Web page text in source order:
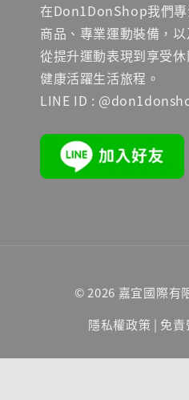
在Don1DonShop我們
商品、專業運動裝備，
從提升運動表現到享受
健康活躍生活旅程。
LINE ID :
© 2026 嘉宜國際有
隱私權政策 | 免責